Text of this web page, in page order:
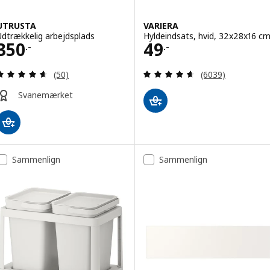
arbejdsplads
.-350.-
Anmeld: 4.6 ud af 5 Stjerner. Anmeldelser i alt:
(50)
Svanemærket
VARIERA
Hyldeindsats, hvid, 32x28x16 cm
49.-
Pris 49.-
Anmeld: 4.6 ud
(6039)
Sammenlign Sammenlign